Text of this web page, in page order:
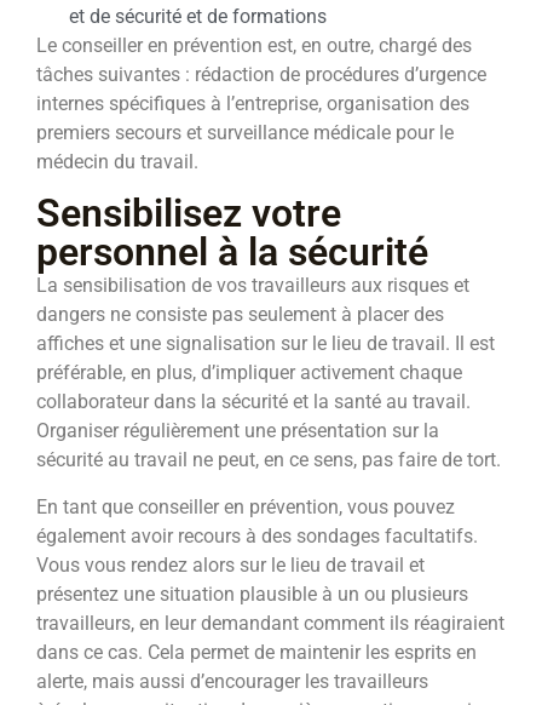
et de sécurité et de formations
Le conseiller en prévention est, en outre, chargé des
tâches suivantes : rédaction de procédures d’urgence
internes spécifiques à l’entreprise, organisation des
premiers secours et surveillance médicale pour le
médecin du travail.
Sensibilisez votre
personnel à la sécurité
La sensibilisation de vos travailleurs aux risques et
dangers ne consiste pas seulement à placer des
affiches et une signalisation sur le lieu de travail. Il est
préférable, en plus, d’impliquer activement chaque
collaborateur dans la sécurité et la santé au travail.
Organiser régulièrement une présentation sur la
sécurité au travail ne peut, en ce sens, pas faire de tort.
En tant que conseiller en prévention, vous pouvez
également avoir recours à des sondages facultatifs.
Vous vous rendez alors sur le lieu de travail et
présentez une situation plausible à un ou plusieurs
travailleurs, en leur demandant comment ils réagiraient
dans ce cas. Cela permet de maintenir les esprits en
alerte, mais aussi d’encourager les travailleurs